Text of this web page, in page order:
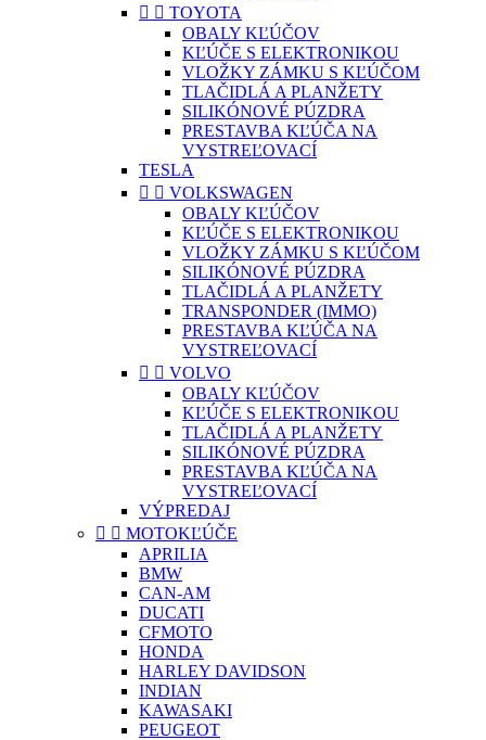
  TOYOTA
OBALY KĽÚČOV
KĽÚČE S ELEKTRONIKOU
VLOŽKY ZÁMKU S KĽÚČOM
TLAČIDLÁ A PLANŽETY
SILIKÓNOVÉ PÚZDRA
PRESTAVBA KĽÚČA NA
VYSTREĽOVACÍ
TESLA
  VOLKSWAGEN
OBALY KĽÚČOV
KĽÚČE S ELEKTRONIKOU
VLOŽKY ZÁMKU S KĽÚČOM
SILIKÓNOVÉ PÚZDRA
TLAČIDLÁ A PLANŽETY
TRANSPONDER (IMMO)
PRESTAVBA KĽÚČA NA
VYSTREĽOVACÍ
  VOLVO
OBALY KĽÚČOV
KĽÚČE S ELEKTRONIKOU
TLAČIDLÁ A PLANŽETY
SILIKÓNOVÉ PÚZDRA
PRESTAVBA KĽÚČA NA
VYSTREĽOVACÍ
VÝPREDAJ
  MOTOKĽÚČE
APRILIA
BMW
CAN-AM
DUCATI
CFMOTO
HONDA
HARLEY DAVIDSON
INDIAN
KAWASAKI
PEUGEOT